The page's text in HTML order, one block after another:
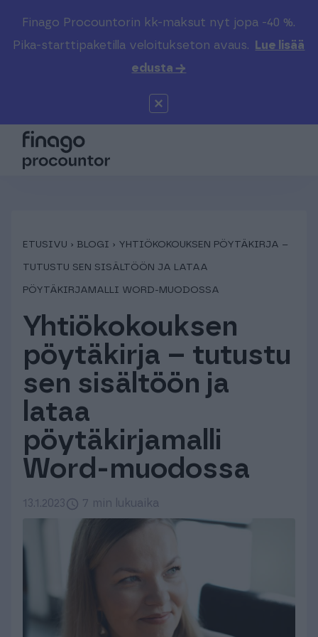
Finago Procountorin kk-maksut nyt jopa -40 %.
Pika-starttipaketilla veloitukseton avaus.
Lue lisää
edusta →
Etsi sivustolta
Valitse kieli
Global (EN)
Kirjaudu
Solo
Kampus
Kenelle
Hinnasto
Tuki & Koulutus
Meistä & Ajankohtaista
Tilaa Procountor
Kokeile maksutta
Kirjaudu
ETUSIVU › BLOGI › YHTIÖKOKOUKSEN PÖYTÄKIRJA –
TUTUSTU SEN SISÄLTÖÖN JA LATAA
PÖYTÄKIRJAMALLI WORD-MUODOSSA
Yhtiökokouksen
pöytäkirja – tutustu
sen sisältöön ja
lataa
pöytäkirjamalli
Word-muodossa
13.1.2023 7 min lukuaika